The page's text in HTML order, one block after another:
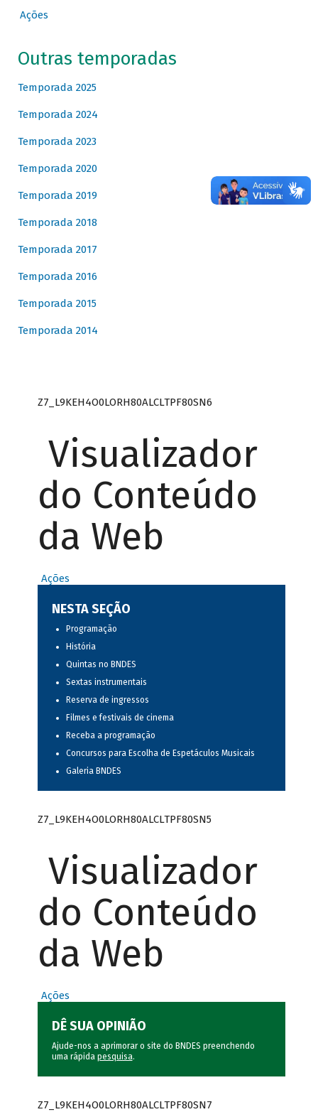
Ações
Outras temporadas
Temporada 2025
Temporada 2024
Temporada 2023
Temporada 2020
Temporada 2019
Temporada 2018
Temporada 2017
Temporada 2016
Temporada 2015
Temporada 2014
Z7_L9KEH4O0LORH80ALCLTPF80SN6
Visualizador
do Conteúdo
da Web
Ações
NESTA SEÇÃO
Programação
História
Quintas no BNDES
Sextas instrumentais
Reserva de ingressos
Filmes e festivais de cinema
Receba a programação
Concursos para Escolha de Espetáculos Musicais
Galeria BNDES
Z7_L9KEH4O0LORH80ALCLTPF80SN5
Visualizador
do Conteúdo
da Web
Ações
DÊ SUA OPINIÃO
Ajude-nos a aprimorar o site do BNDES preenchendo
uma rápida pesquisa.
Z7_L9KEH4O0LORH80ALCLTPF80SN7